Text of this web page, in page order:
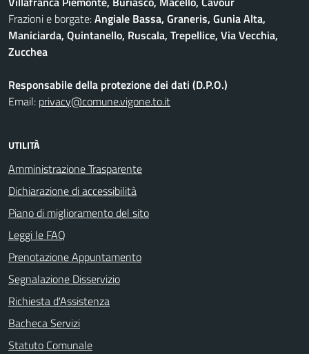
Frazioni e borgate:Angiale Bassa, Graneris, Gunia Alta,
Maniciarda, Quintanello, Ruscala, Trepellice, Via Vecchia,
Zucchea
Responsabile della protezione dei dati (D.P.O.)
Email: privacy@comune.vigone.to.it
UTILITÀ
Amministrazione Trasparente
Dichiarazione di accessibilità
Piano di miglioramento del sito
Leggi le FAQ
Prenotazione Appuntamento
Segnalazione Disservizio
Richiesta d'Assistenza
Bacheca Servizi
Statuto Comunale